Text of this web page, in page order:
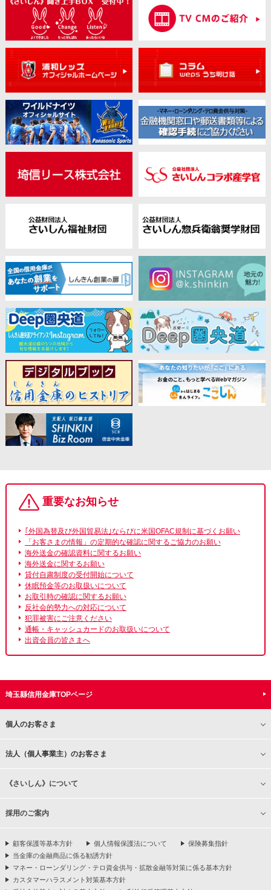
重要なお知らせ
｢外国為替及び外国貿易法｣ならびに米国OFAC規制に基づくお願い
「お客さまの情報」の定期的な確認に関するご協力のお願い
海外送金の確認資料に関するお願い
海外送金に関するお願い
貸付自粛制度の受付開始について
休眠預金等のお取扱いについて
お取引時の確認に関するお願い
反社会的勢力への対応について
犯罪被害にご注意ください
通帳・キャッシュカードのお取扱いについて
出資会員の皆さまへ
埼玉縣信用金庫TOPページ
個人のお客さま
法人（個人事業主）のお客さま
《さいしん》について
採用のご案内
顧客保護等基本方針 個人情報保護法について
保険募集指針
当金庫の金融商品に係る勧誘方針
マネー・ローンダリング・テロ資金供与・拡散金融等対策に係る基本方針
カスタマーハラスメント対策基本方針